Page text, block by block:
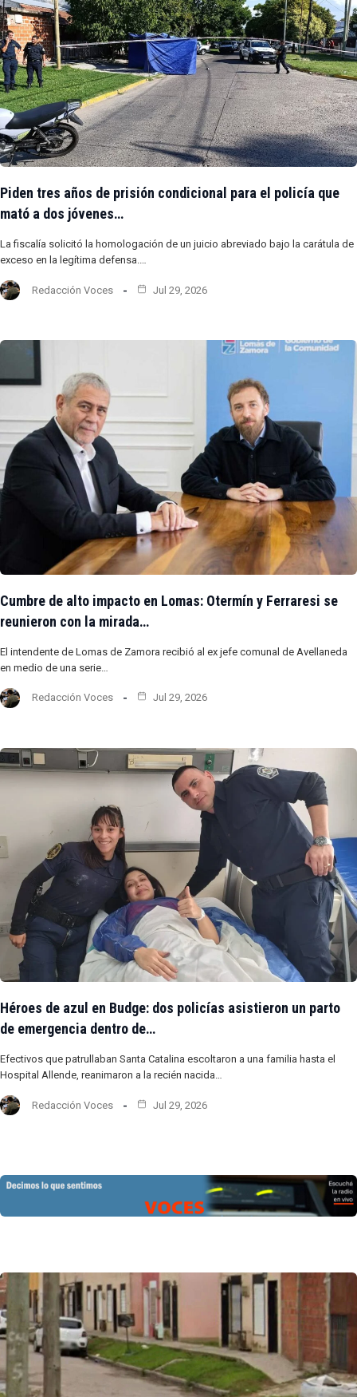
Piden tres años de prisión condicional para el policía que
mató a dos jóvenes…
La fiscalía solicitó la homologación de un juicio abreviado bajo la carátula de
exceso en la legítima defensa.…
Redacción Voces Jul 29, 2026
Cumbre de alto impacto en Lomas: Otermín y Ferraresi se
reunieron con la mirada…
El intendente de Lomas de Zamora recibió al ex jefe comunal de Avellaneda
en medio de una serie…
Redacción Voces Jul 29, 2026
Héroes de azul en Budge: dos policías asistieron un parto
de emergencia dentro de…
Efectivos que patrullaban Santa Catalina escoltaron a una familia hasta el
Hospital Allende, reanimaron a la recién nacida…
Redacción Voces Jul 29, 2026